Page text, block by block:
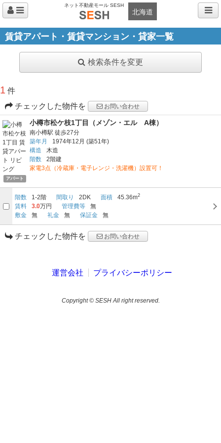
ネット不動産モール SESH
北海道
賃貸アパート・賃貸マンション・貸家一覧
検索条件を変更
1 件
チェックした物件を
お問い合わせ
アパート
小樽市松ケ枝1丁目（メゾン・エル A棟）
南小樽駅 徒歩27分
築年月
1974年12月 (築51年)
構造
木造
階数
2階建
家電3点（冷蔵庫・電子レンジ・洗濯機）設置可！
階数 1-2階 間取り 2DK 面積 45.36m2
賃料 3.0万円 管理費等
無
敷金
無 礼金 無 保証金 無
チェックした物件を お問い合わせ
運営会社 プライバシーポリシー
Copyright © SESH All right reserved.